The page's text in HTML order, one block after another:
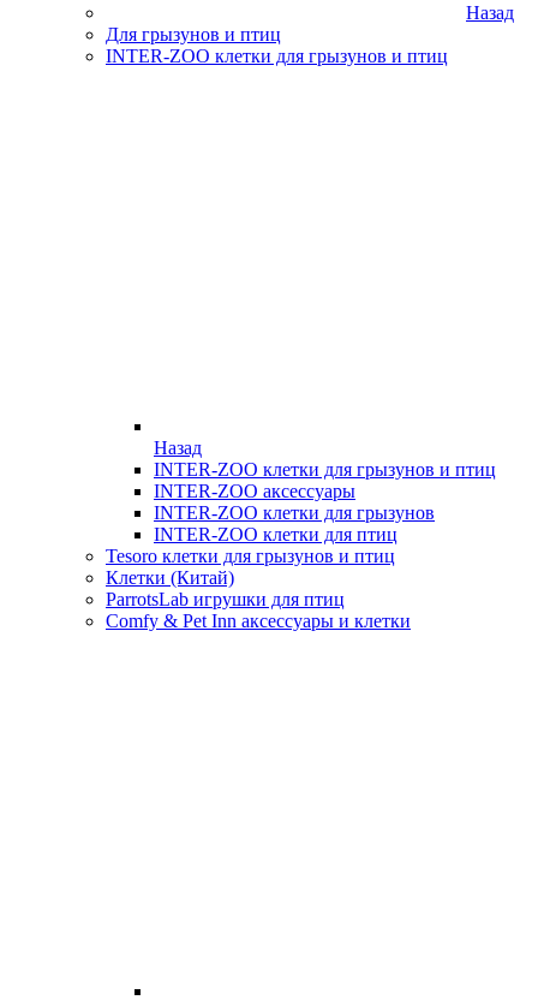
Назад
Для грызунов и птиц
INTER-ZOO клетки для грызунов и птиц
Назад
INTER-ZOO клетки для грызунов и птиц
INTER-ZOO аксессуары
INTER-ZOO клетки для грызунов
INTER-ZOO клетки для птиц
Tesoro клетки для грызунов и птиц
Клетки (Китай)
ParrotsLab игрушки для птиц
Comfy & Pet Inn аксессуары и клетки